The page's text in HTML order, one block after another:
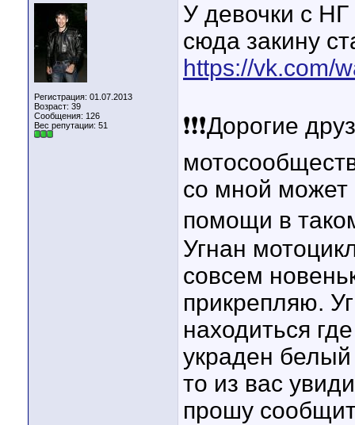
Регистрация: 01.07.2013
Возраст: 39
Сообщения: 126
Вес репутации: 51
У девочки с
сюда закину
https://vk.com/
❗❗❗Дорогие
со мной может
помощи в
Угнан
совсем
прикрепляю.
находиться
украден
то из вас
прошу